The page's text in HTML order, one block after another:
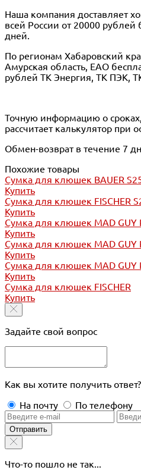
Наша компания доставляет
всей России от 20000 рублей
дней.
По регионам Хабаровский
Амурская область, ЕАО
рублей ТК Энергия, ТК ПЭК,
Точную информацию о
рассчитает калькулятор при
Обмен-возврат в течение 7
Похожие товары
Сумка для клюшек BAUER
Купить
Сумка для клюшек FISCHER
Купить
Сумка для клюшек MAD GUY
Купить
Сумка для клюшек MAD GUY
Купить
Сумка для клюшек MAD GUY
Купить
Сумка для клюшек FISCHER
Купить
Задайте свой вопрос
Как вы хотите получить ответ?
На почту
По телефону
Отправить
Что-то пошло не так...